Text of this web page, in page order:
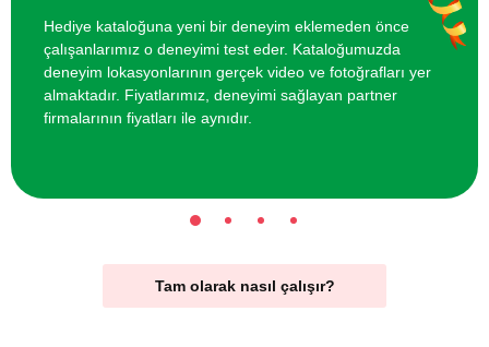
Hediye kataloğuna yeni bir deneyim eklemeden önce
çalışanlarımız o deneyimi test eder. Kataloğumuzda
deneyim lokasyonlarının gerçek video ve fotoğrafları yer
almaktadır. Fiyatlarımız, deneyimi sağlayan partner
firmalarının fiyatları ile aynıdır.
Tam olarak nasıl çalışır?